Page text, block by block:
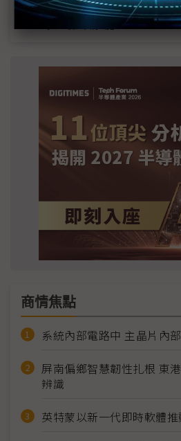
光進銅退更明確？ 聯發科
線「最終戰場」
商情焦點
系統內部電路中 主晶片內
屏南偏鄉智慧韌性扎根 東
辨識
英特蒙以新一代即時軟體